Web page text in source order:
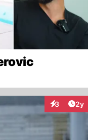
3 2y